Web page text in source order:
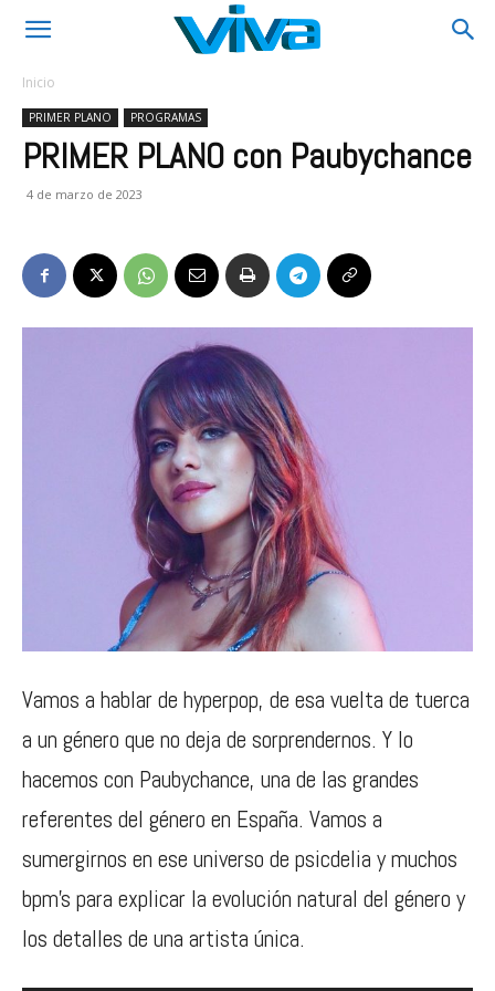
Inicio
PRIMER PLANO PROGRAMAS
PRIMER PLANO con Paubychance
4 de marzo de 2023
Vamos a hablar de hyperpop, de esa vuelta de tuerca
a un género que no deja de sorprendernos. Y lo
hacemos con Paubychance, una de las grandes
referentes del género en España. Vamos a
sumergirnos en ese universo de psicdelia y muchos
bpm’s para explicar la evolución natural del género y
los detalles de una artista única.